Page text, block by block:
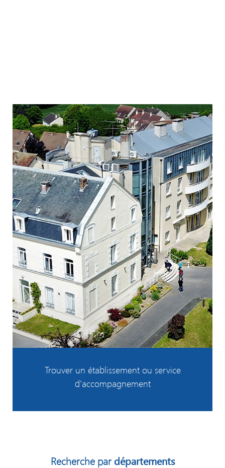
Trouver un établissement ou service
d'accompagnement
Recherche pardépartements